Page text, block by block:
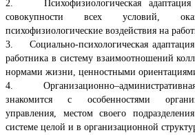
2. Психофизиологическая адаптация
совокупности всех условий,
психофизиологические воздействия на
3. Социально-психологическая
работника в систему взаимоотношений
нормами жизни, ценностными
4.
знакомится с особенностями
управления, местом своего
системе целой и в организационной